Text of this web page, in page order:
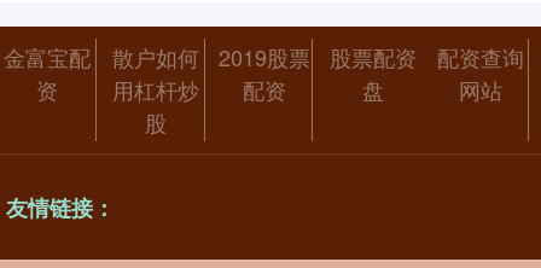
金富宝配
资
散户如何
用杠杆炒
股
2019股票
配资
股票配资
盘
配资查询
网站
友情链接：